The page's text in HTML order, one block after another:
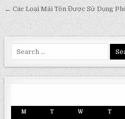
Post
navigation
← Các Loại Mái Tôn Được Sử Dụng
for:
M T W T